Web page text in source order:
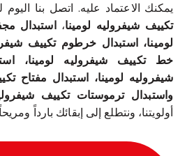
يمكنك الاعتماد عليه. اتصل بنا
تكييف شيفروليه لومينا،استبدال
لومينا، استبدال خرطوم تكييف
خط تكييف شيفروليه لومينا،
شيفروليه لومينا، استبدال مفتاح
واستبدال ترموستات تكييف
أولويتنا، ونتطلع إلى إبقائك بارداً